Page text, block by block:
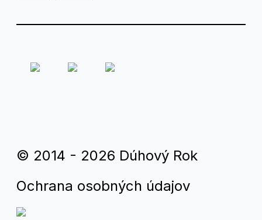
© 2014 - 2026 Dúhový Rok
Ochrana osobných údajov